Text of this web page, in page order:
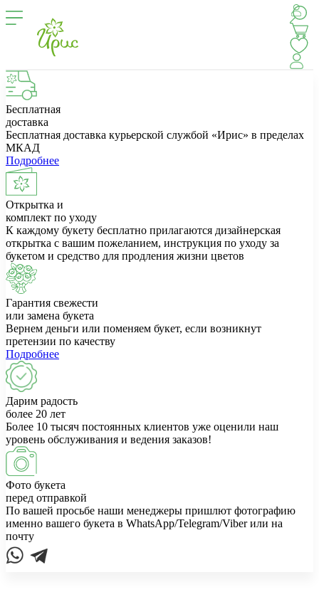
Бесплатная
доставка
Бесплатная доставка курьерской службой «Ирис» в пределах
МКАД
Подробнее
Открытка и
комплект по уходу
К каждому букету бесплатно прилагаются дизайнерская
открытка с вашим пожеланием, инструкция по уходу за
букетом и средство для продления жизни цветов
Гарантия свежести
или замена букета
Вернем деньги или поменяем букет, если возникнут
претензии по качеству
Подробнее
Дарим радость
более 20 лет
Более 10 тысяч постоянных клиентов уже оценили наш
уровень обслуживания и ведения заказов!
Фото букета
перед отправкой
По вашей просьбе наши менеджеры пришлют фотографию
именно вашего букета в WhatsApp/Telegram/Viber или на
почту